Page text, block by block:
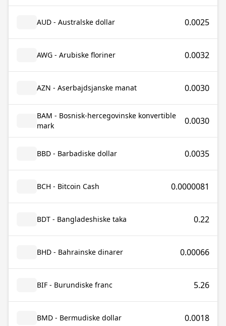
AUD - Australske dollar 0.0025
AWG - Arubiske floriner 0.0032
AZN - Aserbajdsjanske manat 0.0030
BAM - Bosnisk-hercegovinske konvertible
mark
0.0030
BBD - Barbadiske dollar 0.0035
BCH - Bitcoin Cash 0.0000081
BDT - Bangladeshiske taka 0.22
BHD - Bahrainske dinarer 0.00066
BIF - Burundiske franc 5.26
BMD - Bermudiske dollar 0.0018